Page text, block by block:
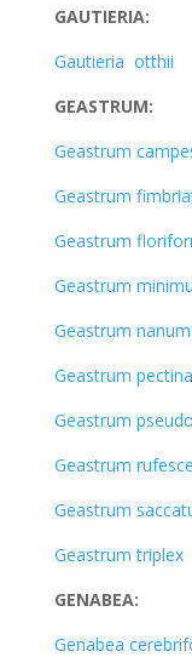
GAUTIERIA:
Gautieria otthii
GEASTRUM:
Geastrum
Geastrum
Geastrum
Geastrum
Geastrum nanum
Geastrum
Geastrum
Geastrum
Geastrum
Geastrum triplex
GENABEA:
Genabea